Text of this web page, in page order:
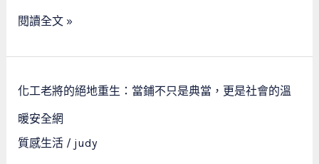
師
當
舖
的
溫
閱讀全文 »
化工老將的絕地重生：當鋪不只是典當，更是社會的溫
暖安全網
質感生活/ judy
化
工
老
將